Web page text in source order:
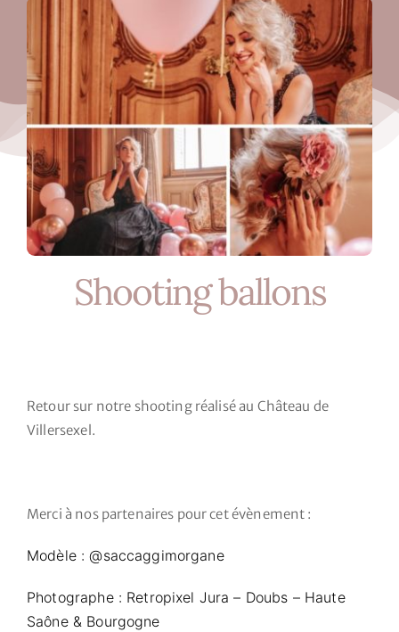
Le blog d’Eloïse
Notre boutique – Notre histoire
Prenez RDV
Shooting ballons
Retour sur notre shooting réalisé au Château de
Villersexel.
Merci à nos partenaires pour cet évènement :
Modèle : @saccaggimorgane
Photographe : Retropixel Jura – Doubs – Haute
Saône & Bourgogne